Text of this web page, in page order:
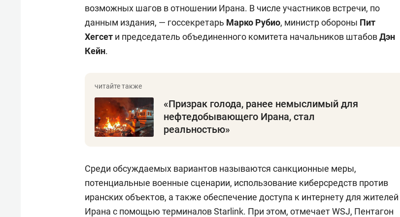
возможных шагов в отношении Ирана. В числе участников встречи, по
данным издания, — госсекретарь Марко Рубио, министр обороны Пит
Хегсет и председатель объединенного комитета начальников штабовДэн
Кейн.
«Призрак голода, ранее немыслимый для
нефтедобывающего Ирана, стал
реальностью»
Среди обсуждаемых вариантов называются санкционные меры,
потенциальные военные сценарии, использование киберсредств против
иранских объектов, а также обеспечение доступа к интернету для жителей
Ирана с помощью терминалов Starlink. При этом, отмечает WSJ, Пентагон